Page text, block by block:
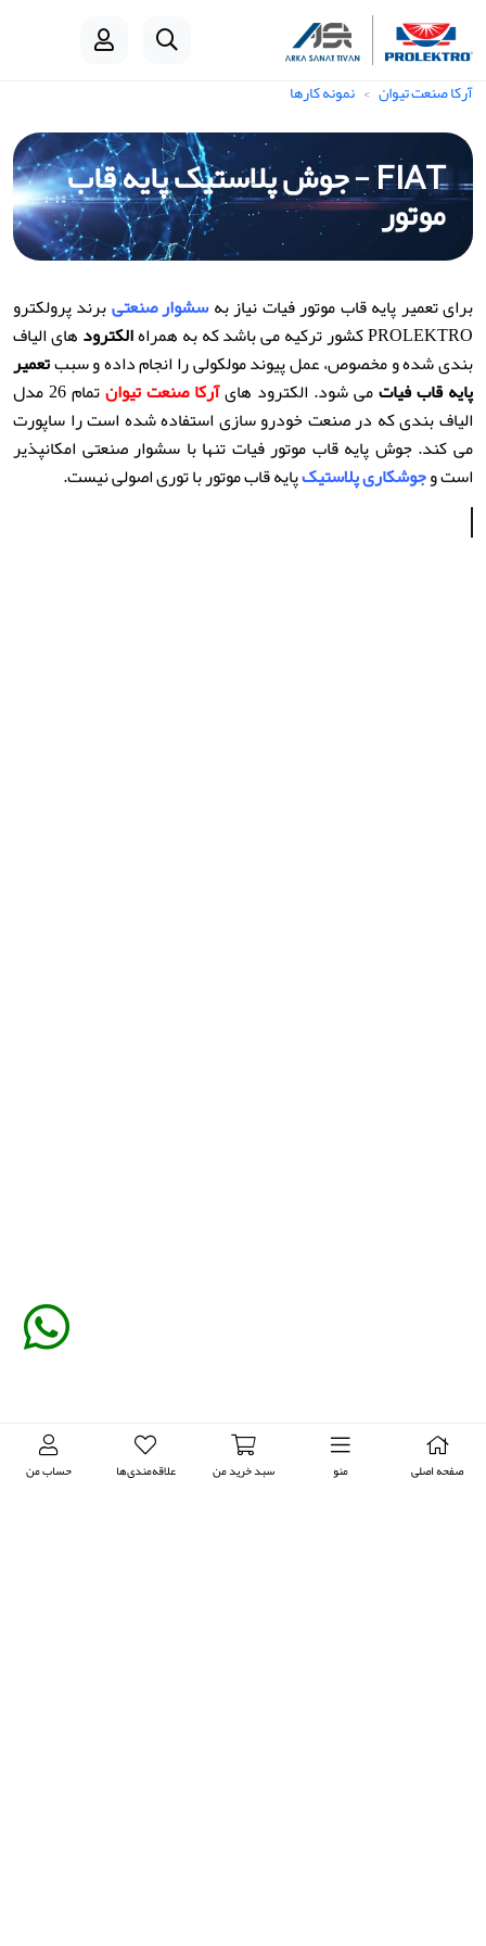
صفحه اصلی منو سبد خرید من علاقه‌مندی‌ها حساب من
آرکا صنعت تیوان نمونه کارها
FIAT - جوش پلاستیک پایه قاب
موتور
برای تعمیر پایه قاب موتور فیات نیاز بهسشوار صنعتیبرند پرولکترو
PROLEKTRO کشور ترکیه می باشد که به همراه
الکترودهای الیاف
بندی شده و مخصوص، عمل پیوند مولکولی را انجام داده و سببتعمیر
پایه قاب فیاتمی شود. الکترود هایآرکا صنعت تیوان
تمام 26 مدل
الیاف بندی که در صنعت خودرو سازی استفاده شده است را ساپورت
می کند. جوش پایه قاب موتور فیات تنها با سشوار صنعتی امکانپذیر
است وجوشکاری پلاستیکپایه قاب موتور با توری اصولی نیست.